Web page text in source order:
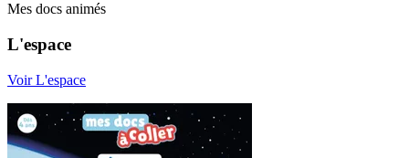
Mes docs animés
L'espace
Voir L'espace